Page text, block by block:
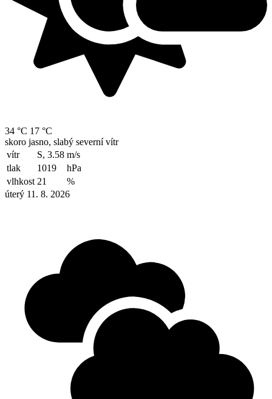
34 °C 17 °C
skoro jasno, slabý severní vítr
vítr
S, 3.58 m/s
tlak
1019
hPa
vlhkost 21
%
úterý 11. 8. 2026